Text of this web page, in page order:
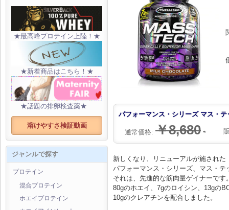
★最高峰プロテイン上陸！★
★新着商品はこちら！★
★話題の排卵検査薬★
溶けやすさ検証動画
ジャンルで探す
プロテイン
混合プロテイン
ホエイプロテイン
パフォーマンス・シリーズ マス・
通常価格: ￥8,680 ⇨
新しくなり、リニューアルが施された
パフォーマンス・シリーズ、マス・テ
それは、先進的な筋肉量ゲイナーです
80gのホエイ、7gのロイシン、13gの
10gのクレアチンを配合しました。